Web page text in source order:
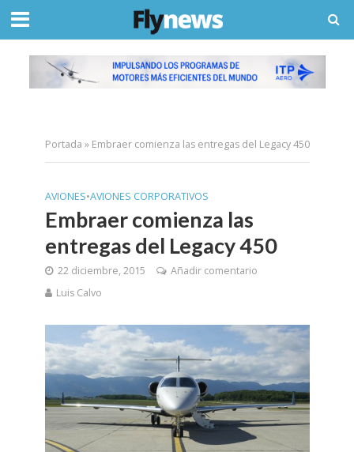
Portada » Embraer comienza las entregas del Legacy 450
AVIONES•AVIONES CORPORATIVOS
Embraer comienza las
entregas del Legacy 450
22 diciembre, 2015
Añadir comentario
Luis Calvo